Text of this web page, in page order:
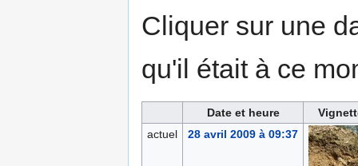
Cliquer sur une
qu'il était à ce
Date et heure
actuel
28 avril 2009 à 09:37